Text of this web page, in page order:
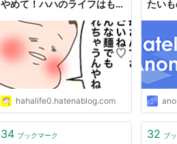
やめて！ハハのライフはもう
hahalife0.hatenablog.com
たい
34 ブックマーク 32 ブ